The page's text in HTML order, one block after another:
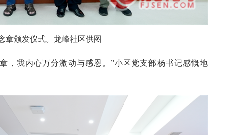
章颁发仪式。龙峰社区供图
，我内心万分激动与感恩。”小区党支部杨书记感慨地